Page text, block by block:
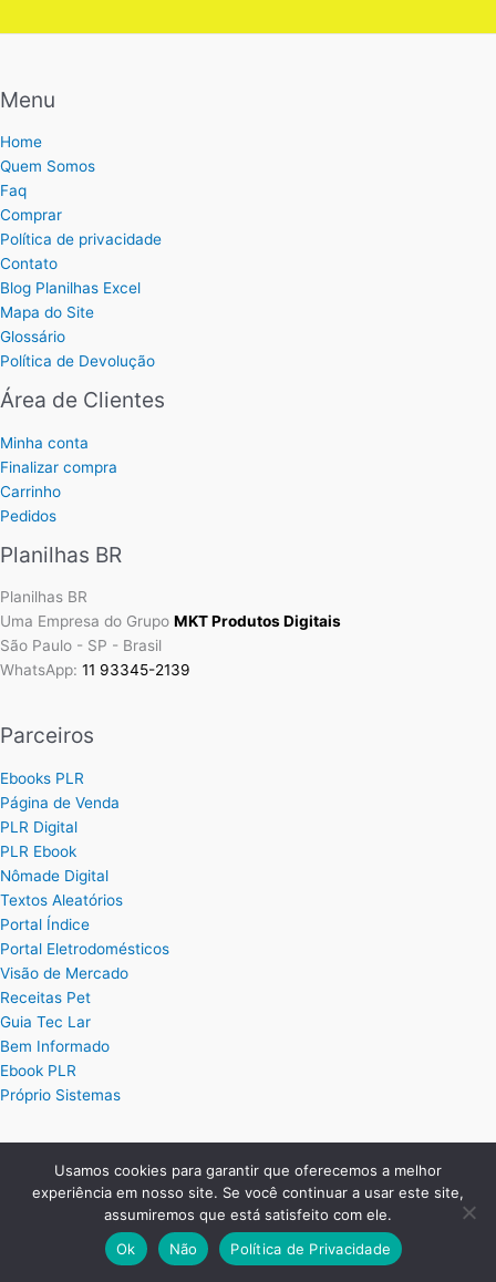
Menu
Home
Quem Somos
Faq
Comprar
Política de privacidade
Contato
Blog Planilhas Excel
Mapa do Site
Glossário
Política de Devolução
Área de Clientes
Minha conta
Finalizar compra
Carrinho
Pedidos
Planilhas BR
Planilhas BR
Uma Empresa do Grupo MKT Produtos Digitais
São Paulo - SP - Brasil
WhatsApp: 11 93345-2139
Parceiros
Ebooks PLR
Página de Venda
PLR Digital
PLR Ebook
Nômade Digital
Textos Aleatórios
Portal Índice
Portal Eletrodomésticos
Visão de Mercado
Receitas Pet
Guia Tec Lar
Bem Informado
Ebook PLR
Próprio Sistemas
Planilha Excel de Cálculo de Hora Extra
Planilha Excel para Plano de Cargos e Salários
Planilha de Ordem de Serviço Completa
Usamos cookies para garantir que oferecemos a melhor
experiência em nosso site. Se você continuar a usar este site,
assumiremos que está satisfeito com ele.
Ok
Não Política de Privacidade